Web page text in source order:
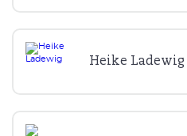
Heike Ladewig